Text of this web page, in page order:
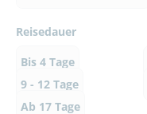
Reisedauer
Bis 4 Tage
9 - 12 Tage
Ab 17 Tage